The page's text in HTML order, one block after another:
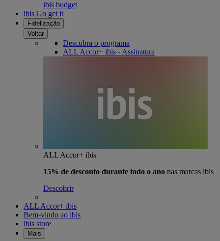
ibis budget
ibis Go get it
Fidelização
Voltar
Descubra o programa
ALL Accor+ ibis - Assinatura
ALL Accor+ ibis
15% de desconto durante todo o ano nas marcas ibis
Descobrir
ALL Accor+ ibis
Bem-vindo ao ibis
ibis store
Mais